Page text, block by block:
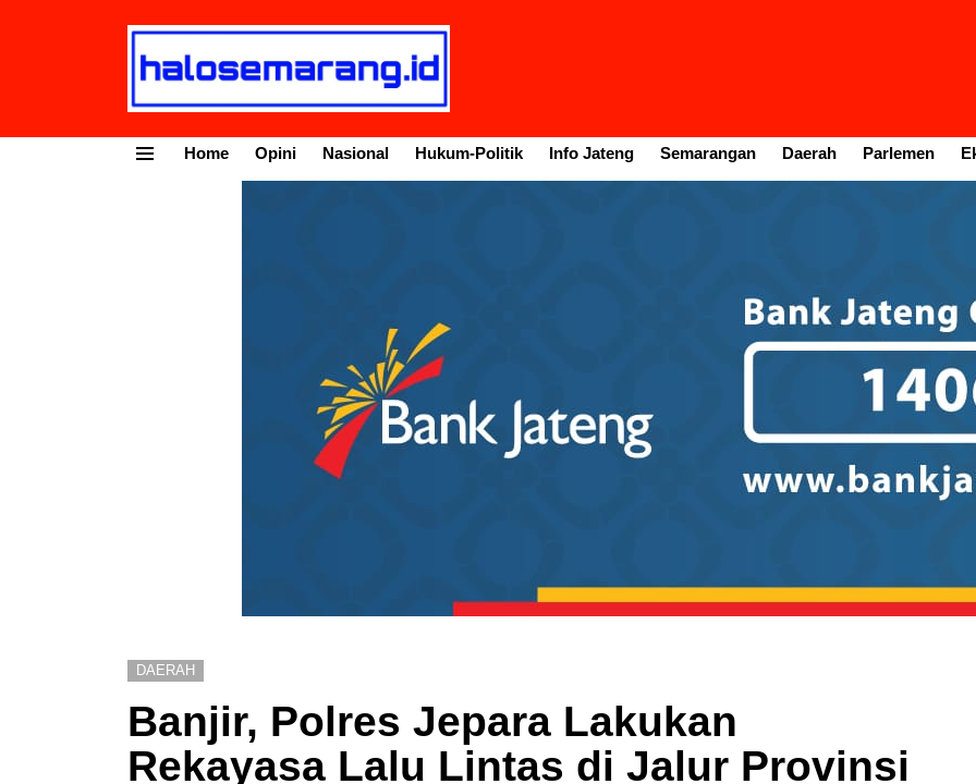
Home Opini Nasional Hukum-Politik Info Jateng Semarangan Daerah Parlemen
DAERAH
Banjir, Polres Jepara Lakukan
Rekayasa Lalu Lintas di Jalur Provinsi